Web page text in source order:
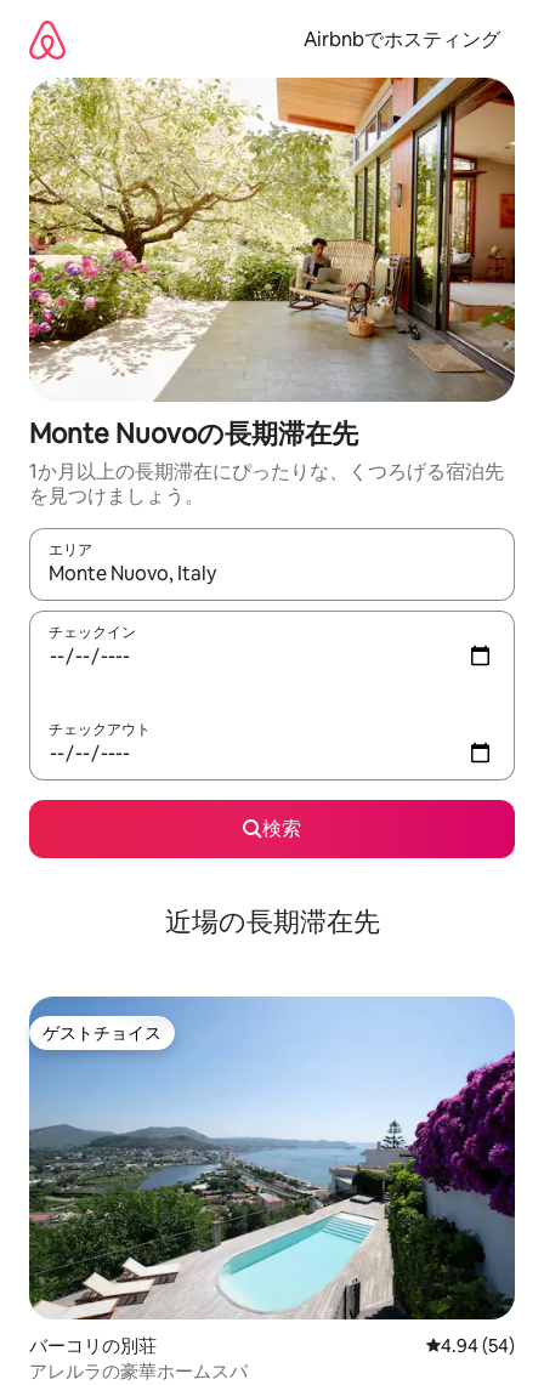
Airbnbでホスティング
Monte Nuovoの長期滞在先
1か月以上の長期滞在にぴったりな、くつろげる宿泊先
を見つけましょう。
エリア
検索結果が表示されたら、上下の矢印キーを使って移動するか
チェックイン
チェックアウト
検索
近場の長期滞在先
ゲストチョイス
ゲストチョイス
バーコリの別荘 レビュー54
4.94 (54)
アレルラの豪華ホームスパ